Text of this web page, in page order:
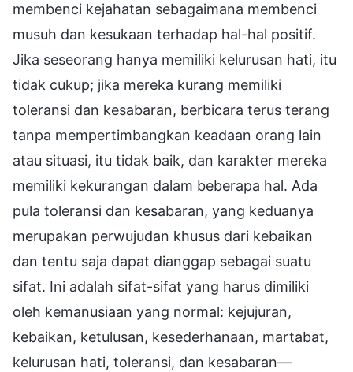
membenci kejahatan sebagaimana membenci
musuh dan kesukaan terhadap hal-hal positif.
Jika seseorang hanya memiliki kelurusan hati, itu
tidak cukup; jika mereka kurang memiliki
toleransi dan kesabaran, berbicara terus terang
tanpa mempertimbangkan keadaan orang lain
atau situasi, itu tidak baik, dan karakter mereka
memiliki kekurangan dalam beberapa hal. Ada
pula toleransi dan kesabaran, yang keduanya
merupakan perwujudan khusus dari kebaikan
dan tentu saja dapat dianggap sebagai suatu
sifat. Ini adalah sifat-sifat yang harus dimiliki
oleh kemanusiaan yang normal: kejujuran,
kebaikan, ketulusan, kesederhanaan, martabat,
kelurusan hati, toleransi, dan kesabaran—